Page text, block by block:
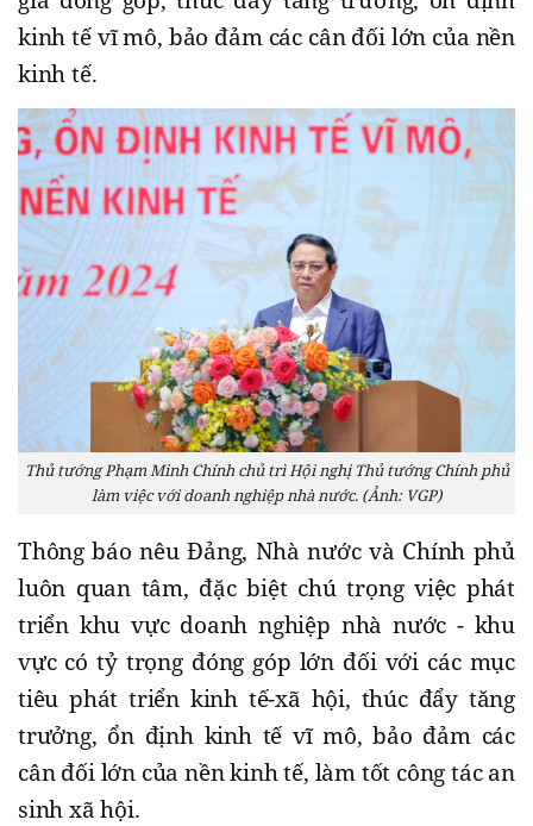
kinh tế vĩ mô, bảo đảm các cân đối lớn của nền
kinh tế.
Thủ tướng Phạm Minh Chính chủ trì Hội nghị Thủ tướng Chính phủ
làm việc với doanh nghiệp nhà nước. (Ảnh: VGP)
Thông báo nêu Đảng, Nhà nước và Chính phủ
luôn quan tâm, đặc biệt chú trọng việc phát
triển khu vực doanh nghiệp nhà nước - khu
vực có tỷ trọng đóng góp lớn đối với các mục
tiêu phát triển kinh tế-xã hội, thúc đẩy tăng
trưởng, ổn định kinh tế vĩ mô, bảo đảm các
cân đối lớn của nền kinh tế, làm tốt công tác an
sinh xã hội.